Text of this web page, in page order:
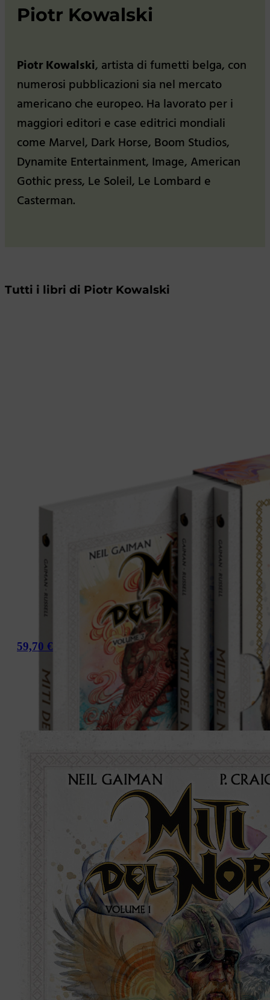
Piotr Kowalski
Piotr Kowalski, artista di fumetti belga, con
numerosi pubblicazioni sia nel mercato
americano che europeo. Ha lavorato per i
maggiori editori e case editrici mondiali
come Marvel, Dark Horse, Boom Studios,
Dynamite Entertainment, Image, American
Gothic press, Le Soleil, Le Lombard e
Casterman.
Tutti i libri di Piotr Kowalski
59,70 €